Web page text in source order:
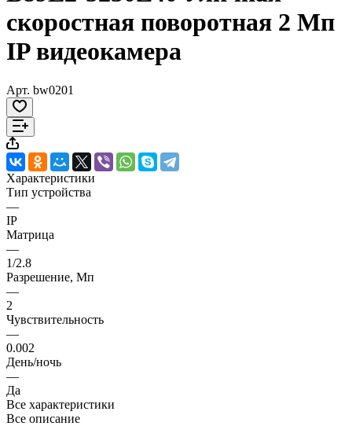
скоростная поворотная 2 Мп
IP видеокамера
Арт. bw0201
Характеристики
Тип устройства
—
IP
Матрица
—
1/2.8
Разрешение, Мп
—
2
Чувствительность
—
0.002
День/ночь
—
Да
Все характеристики
Все описание